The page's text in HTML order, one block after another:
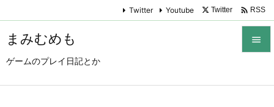
まみむめも
ゲームのプレイ日記とか

Twitter Youtube Twitter  RSS